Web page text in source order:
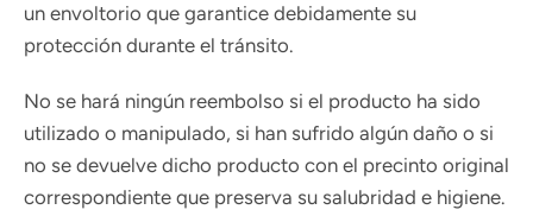
un envoltorio que garantice debidamente su
protección durante el tránsito.
No se hará ningún reembolso si el producto ha sido
utilizado o manipulado, si han sufrido algún daño o si
no se devuelve dicho producto con el precinto original
correspondiente que preserva su salubridad e higiene.